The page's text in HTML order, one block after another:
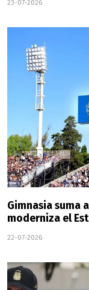
23-07-2026
Gimnasia suma
moderniza el
22-07-2026